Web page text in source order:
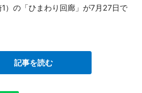
）の「ひまわり回廊」が7月27日で
記事を読む